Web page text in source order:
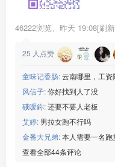
月休两天
工作地点：四川成都
联系电话：15***52
46222浏览、 昨天 19:08[刷
25 人点赞
童味记香肠:云南哪里，工资
风信子:你好找到人了没
硪嗳鉨:还要不要人老板
艾婷: 男拉女跑不行吗
金番大兄弟:本人需要一名跑
查看全部44条评论